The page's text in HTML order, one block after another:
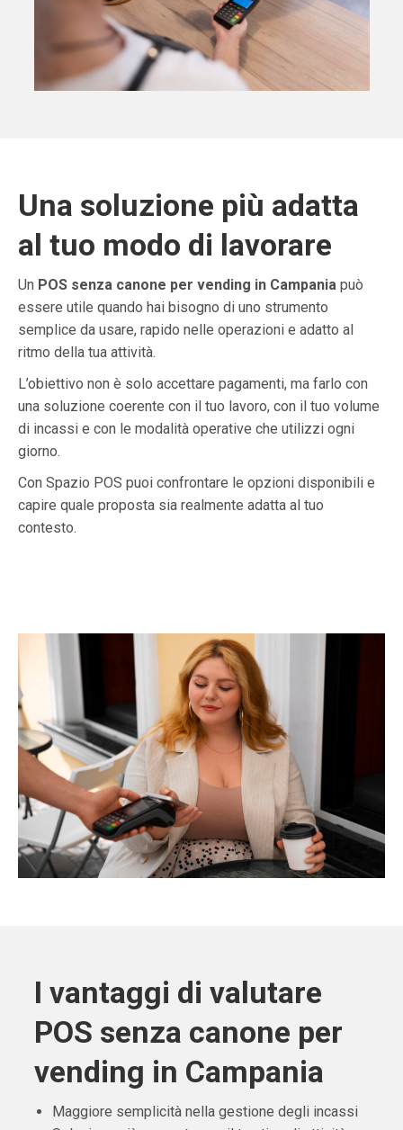
Una soluzione più adatta
al tuo modo di lavorare
Un POS senza canone per vending in Campania può
essere utile quando hai bisogno di uno strumento
semplice da usare, rapido nelle operazioni e adatto al
ritmo della tua attività.
L’obiettivo non è solo accettare pagamenti, ma farlo con
una soluzione coerente con il tuo lavoro, con il tuo volume
di incassi e con le modalità operative che utilizzi ogni
giorno.
Con Spazio POS puoi confrontare le opzioni disponibili e
capire quale proposta sia realmente adatta al tuo
contesto.
I vantaggi di valutare
POS senza canone per
vending in Campania
Maggiore semplicità nella gestione degli incassi